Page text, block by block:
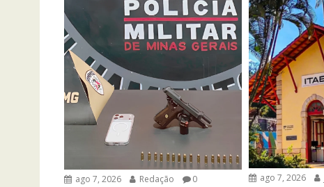
ago 7, 2026 Redação 0 ago 7, 2026